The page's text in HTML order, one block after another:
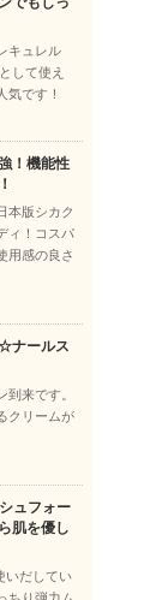
キュレル
して使え
気です！
！機能性
本版シカク
ィ！コスパ
用感の良さ
ナールス
来です。
クリームが
ュフォー
肌を優し
いだしてい